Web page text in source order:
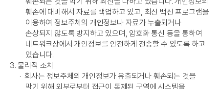
훼손에 대비해서 자료를 백업하고 있고, 최신 백신 프로그램을
이용하여 정보주체의 개인정보나 자료가 누출되거나
손상되지 않도록 방지하고 있으며, 암호화 통신 등을 통하여
네트워크상에서 개인정보를 안전하게 전송할 수 있도록 하고
있습니다.
3. 물리적 조치
· 회사는 정보주체의 개인정보가 유출되거나 훼손되는 것을
막기 위해 외부로부터 접근이 통제된 구역에 시스템을